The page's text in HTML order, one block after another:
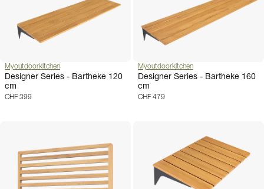
Myoutdoorkitchen
Designer Series - Bartheke 120
cm
CHF 399
Myoutdoorkitchen
Designer Series - Bartheke 160
cm
CHF 479